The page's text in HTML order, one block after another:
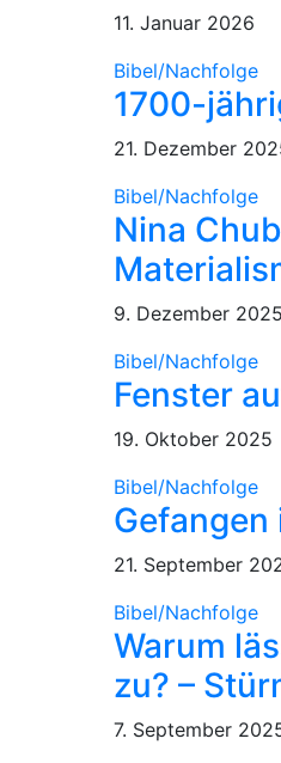
11. Januar 2026
Bibel/Nachfolge
1700-
21. Dezember
Bibel/Nachfolge
Nina
9. Dezember 2025
Bibel/Nachfolge
Fenster
19. Oktober 2025
Bibel/Nachfolge
Gefangen
21. September
Bibel/Nachfolge
Warum
zu? –
7. September